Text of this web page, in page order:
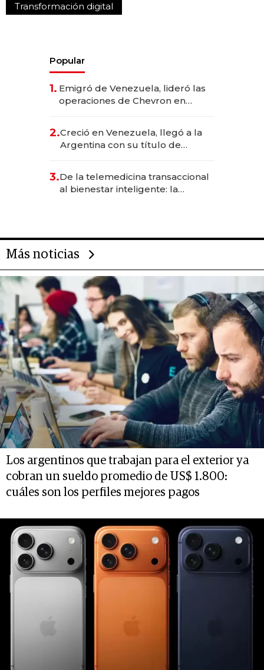
Transformación digital
Popular
1. Emigró de Venezuela, lideró las
operaciones de Chevron en
2.Creció en Venezuela, llegó a la
Argentina con su título de
las marcas "fast premium"
3.De la telemedicina transaccional
al bienestar inteligente: la
Más noticias
Los argentinos que trabajan para el exterior ya
cobran un sueldo promedio de US$ 1.800:
cuáles son los perfiles mejores pagos